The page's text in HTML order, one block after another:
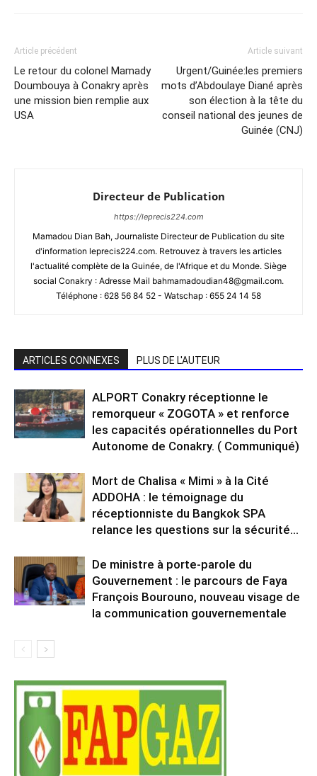
Article précédent
Le retour du colonel Mamady
Doumbouya à Conakry après
une mission bien remplie aux
USA
Article suivant
Urgent/Guinée:les premiers
mots d’Abdoulaye Diané après
son élection à la tête du
conseil national des jeunes de
Guinée (CNJ)
Directeur de Publication
https://leprecis224.com
Mamadou Dian Bah, Journaliste Directeur de Publication du site
d'information leprecis224.com. Retrouvez à travers les articles
l'actualité complète de la Guinée, de l'Afrique et du Monde. Siège
social Conakry : Adresse Mail bahmamadoudian48@gmail.com.
Téléphone : 628 56 84 52 - Watschap : 655 24 14 58
ARTICLES CONNEXES PLUS DE L'AUTEUR
ALPORT Conakry réceptionne le
remorqueur « ZOGOTA » et renforce
les capacités opérationnelles du Port
Autonome de Conakry. ( Communiqué)
Mort de Chalisa « Mimi » à la Cité
ADDOHA : le témoignage du
réceptionniste du Bangkok SPA
relance les questions sur la sécurité...
De ministre à porte-parole du
Gouvernement : le parcours de Faya
François Bourouno, nouveau visage de
la communication gouvernementale